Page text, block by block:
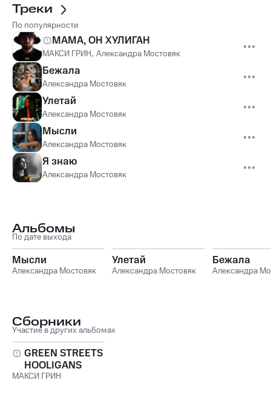
Треки
По популярности
МАМА, ОН ХУЛИГАН
МАКСИ ГРИН, Александра Мостовяк
Бежала
Александра Мостовяк
Улетай
Александра Мостовяк
Мысли
Александра Мостовяк
Я знаю
Александра Мостовяк
Альбомы
По дате выхода
Мысли
Александра Мостовяк
Улетай
Александра Мостовяк
Бежала
Александра
Сборники
Участие в других альбомах
GREEN STREETS
HOOLIGANS
МАКСИ ГРИН